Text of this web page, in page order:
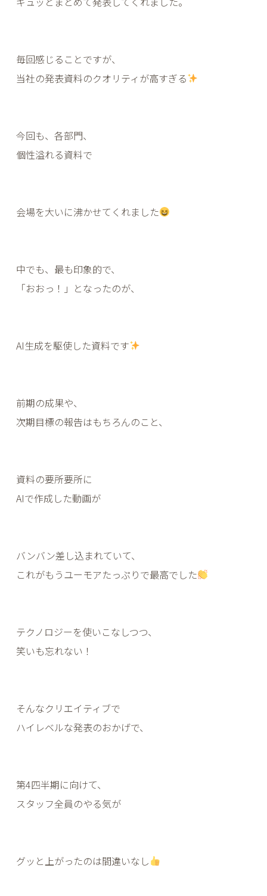
毎回感じることですが、
当社の発表資料のクオリティが高すぎる
今回も、各部門、
個性溢れる資料で
会場を大いに沸かせてくれました
中でも、最も印象的で、
「おおっ！」となったのが、
AI生成を駆使した資料です
前期の成果や、
次期目標の報告はもちろんのこと、
資料の要所要所に
AIで作成した動画が
バンバン差し込まれていて、
これがもうユーモアたっぷりで最高でした
テクノロジーを使いこなしつつ、
笑いも忘れない！
そんなクリエイティブで
ハイレベルな発表のおかげで、
第4四半期に向けて、
スタッフ全員のやる気が
グッと上がったのは間違いなし